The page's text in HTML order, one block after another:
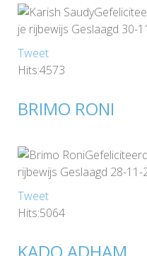
je rijbewijs Geslaagd 30-
Tweet
Hits:4573
BRIMO RONI
rijbewijs Geslaagd 28-11-
Tweet
Hits:5064